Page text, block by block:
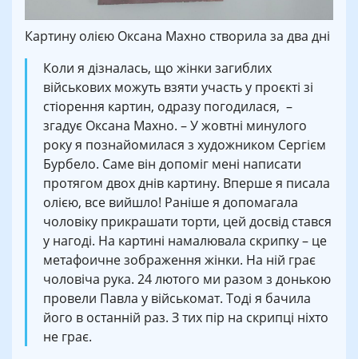
Картину олією Оксана Махно створила за два дні
Коли я дізналась, що жінки загиблих
військових можуть взяти участь у проєкті зі
стіорення картин, одразу погодилася, –
згадує Оксана Махно. – У жовтні минулого
року я познайомилася з художником Сергієм
Бурбело. Саме він допоміг мені написати
протягом двох днів картину. Вперше я писала
олією, все вийшло! Раніше я допомагала
чоловіку прикрашати торти, цей досвід стався
у нагоді. На картині намалювала скрипку – це
метафоичне зображення жінки. На ній грає
чоловіча рука. 24 лютого ми разом з донькою
провели Павла у військомат. Тоді я бачила
його в останній раз. З тих пір на скрипці ніхто
не грає.